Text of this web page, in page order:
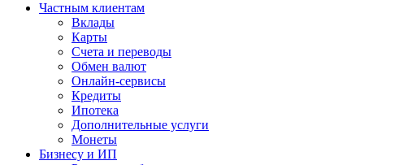
Частным клиентам
Вклады
Карты
Счета и переводы
Обмен валют
Онлайн-сервисы
Кредиты
Ипотека
Дополнительные услуги
Монеты
Бизнесу и ИП